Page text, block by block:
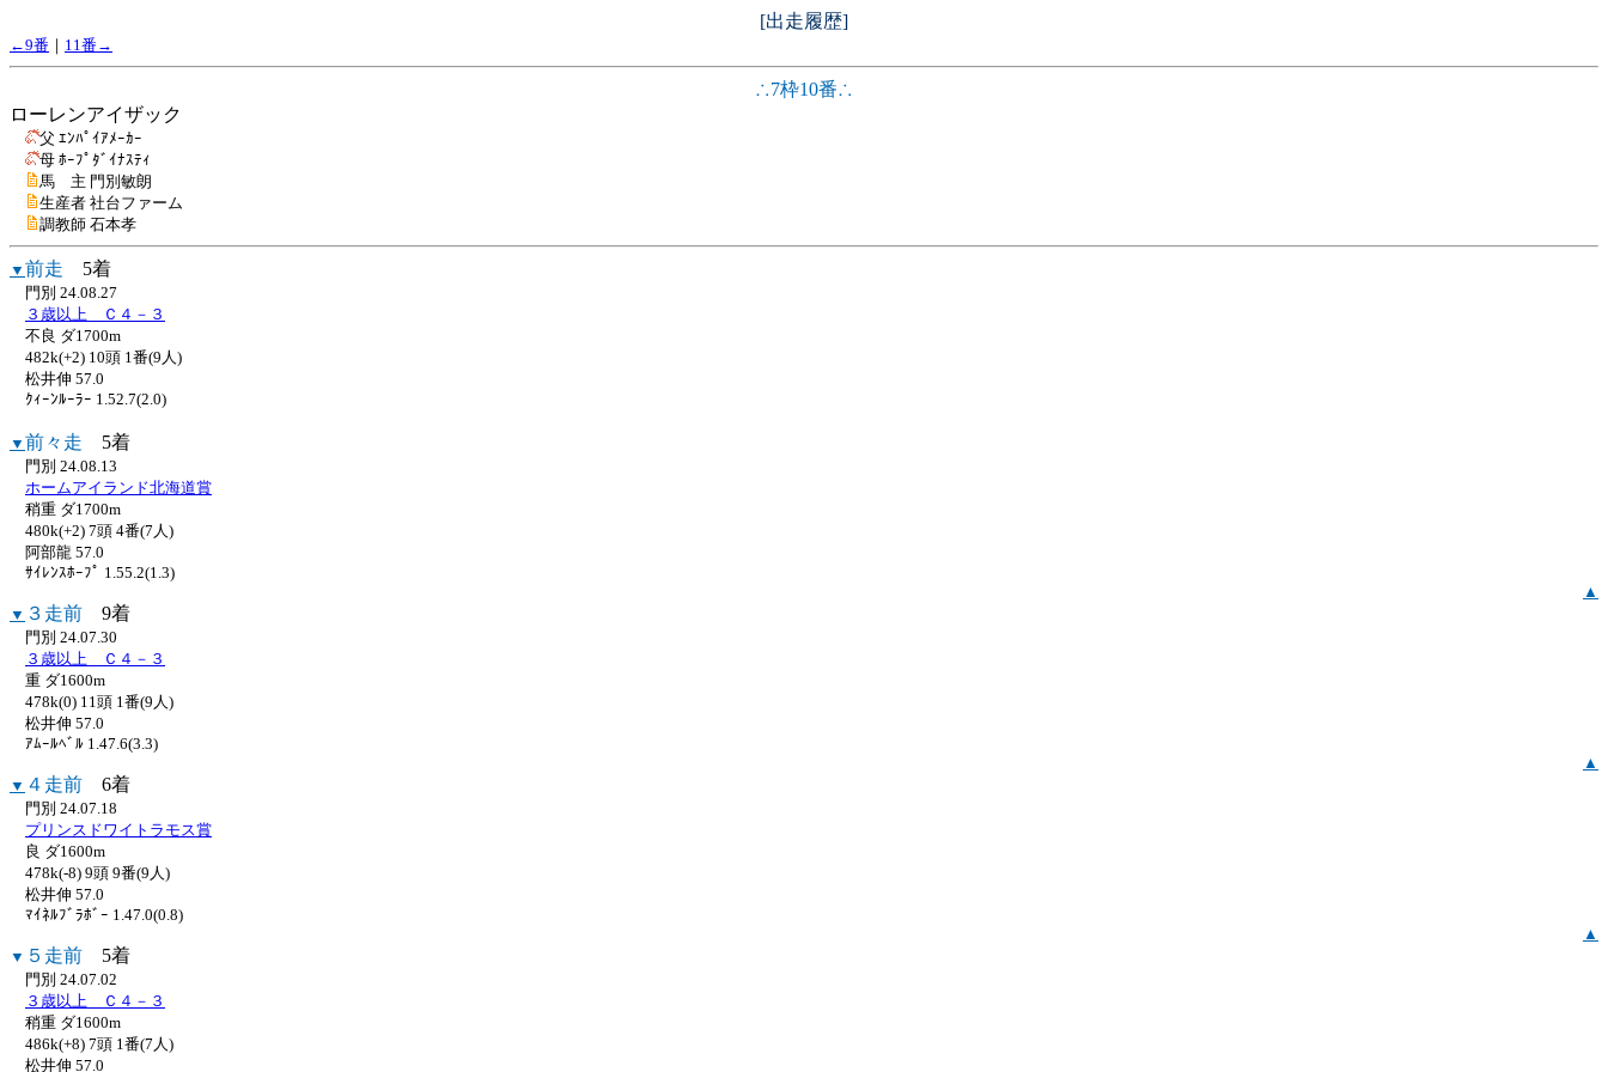
[出走履歴]
←9番 ｜ 11番→
∴7枠10番∴
ローレンアイザック
父 ｴﾝﾊﾟｲｱﾒｰｶｰ
母 ﾎｰﾌﾟﾀﾞｲﾅｽﾃｨ
馬 主 門別敏朗
生産者 社台ファーム
調教師 石本孝
▼ 前走 5着
門別 24.08.27
３歳以上 Ｃ４－３
不良 ダ1700m
482k(+2) 10頭 1番(9人)
松井伸 57.0
ｸｨｰﾝﾙｰﾗｰ 1.52.7(2.0)
▼ 前々走 5着
門別 24.08.13
ホームアイランド北海道賞
稍重 ダ1700m
480k(+2) 7頭 4番(7人)
阿部龍 57.0
ｻｲﾚﾝｽﾎｰﾌﾟ 1.55.2(1.3)
▲
▼ ３走前 9着
門別 24.07.30
３歳以上 Ｃ４－３
重 ダ1600m
478k(0) 11頭 1番(9人)
松井伸 57.0
ｱﾑｰﾙﾍﾞﾙ 1.47.6(3.3)
▲
▼ ４走前 6着
門別 24.07.18
プリンスドワイトラモス賞
良 ダ1600m
478k(-8) 9頭 9番(9人)
松井伸 57.0
ﾏｲﾈﾙﾌﾞﾗﾎﾞｰ 1.47.0(0.8)
▲
▼ ５走前 5着
門別 24.07.02
３歳以上 Ｃ４－３
稍重 ダ1600m
486k(+8) 7頭 1番(7人)
松井伸 57.0